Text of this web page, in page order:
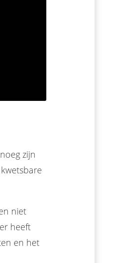
zijn
niet
heeft
en het